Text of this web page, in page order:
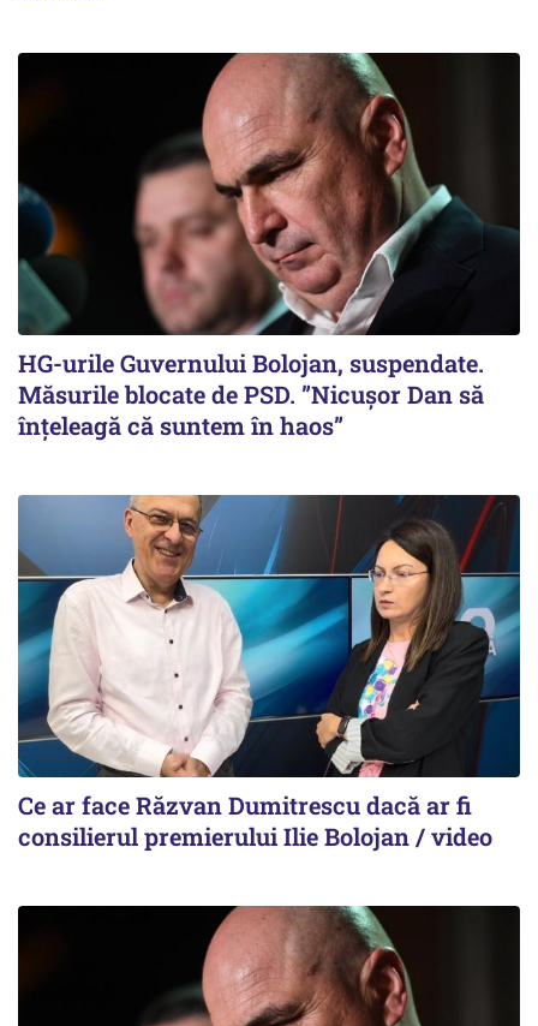
HG-urile Guvernului Bolojan, suspendate.
Măsurile blocate de PSD. ”Nicușor Dan să
înțeleagă că suntem în haos”
Ce ar face Răzvan Dumitrescu dacă ar fi
consilierul premierului Ilie Bolojan / video